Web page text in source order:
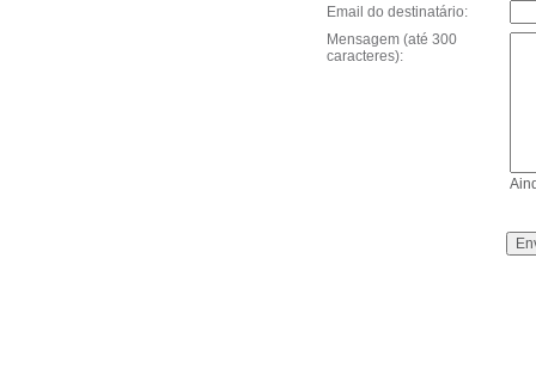
Email do destinatário:
Mensagem (até 300
caracteres):